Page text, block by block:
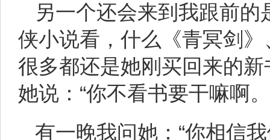
另一个还会来到我跟前
侠小说看，什么《青冥剑
很多都还是她刚买回来的
她说：“你不看书要干嘛啊
有一晚我问她：“你相信